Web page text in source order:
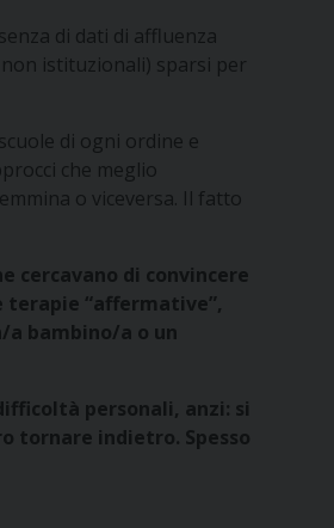
di dati di affluenza
istituzionali) sparsi per
di ogni ordine e
che meglio
o viceversa. Il fatto
cercavano di convincere
terapie “affermative”,
a bambino/a o un
personali, anzi: si
tornare indietro. Spesso